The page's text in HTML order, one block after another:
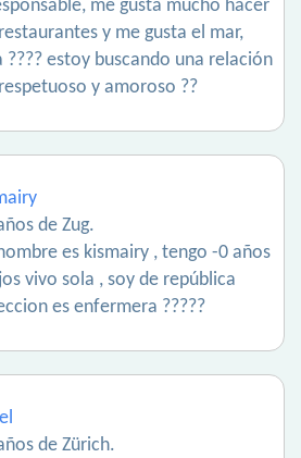
me gusta mucho hacer
y me gusta el mar,
estoy buscando una relación
y amoroso ??
de Zug.
es kismairy , tengo -0 años
vivo sola , soy de república
es enfermera ?????
de Zürich.